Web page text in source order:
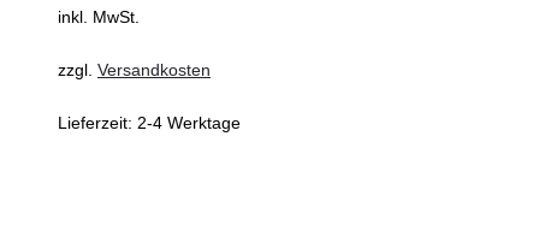
inkl. MwSt.
zzgl. Versandkosten
Lieferzeit: 2-4 Werktage